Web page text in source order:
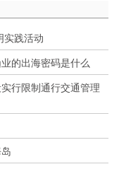
实践活动
的出海密码是什么
行限制通行交通管理